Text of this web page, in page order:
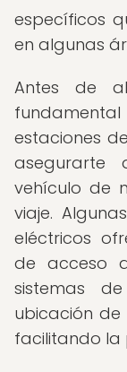
específicos
en algunas
Antes de
estaciones
vehículo de
viaje.
eléctricos
de acceso
sistemas
ubicación
facilitando la